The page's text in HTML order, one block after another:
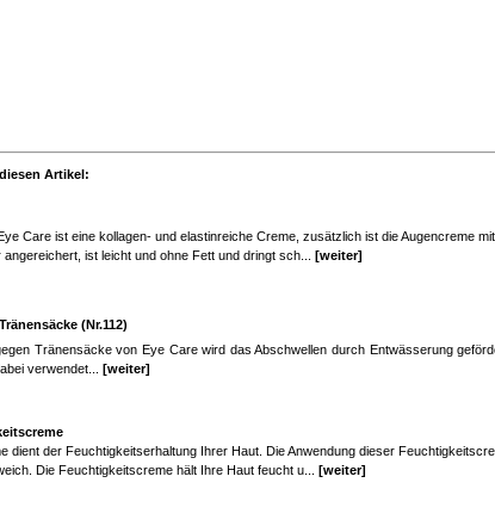
Artikel:
Care ist eine kollagen- und elastinreiche Creme, zusätzlich ist die Augencreme
ist leicht und ohne Fett und dringt sch... [weiter]
(Nr.112)
Tränensäcke von Eye Care wird das Abschwellen durch Entwässerung
verwendet... [weiter]
dient der Feuchtigkeitserhaltung Ihrer Haut. Die Anwendung dieser
Die Feuchtigkeitscreme hält Ihre Haut feucht u... [weiter]